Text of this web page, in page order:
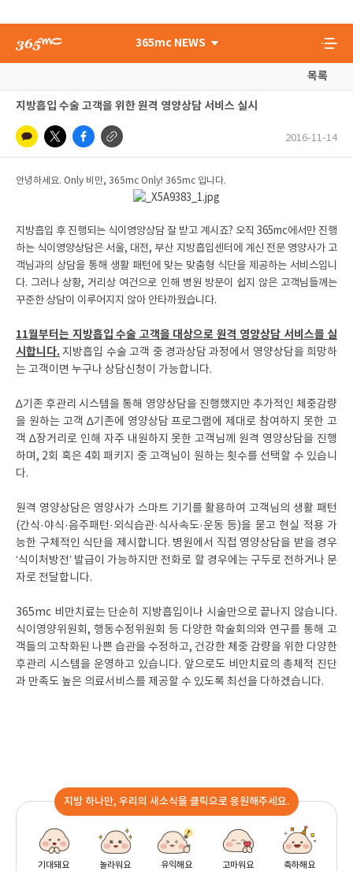
365mc NEWS
목록
지방흡입 수술 고객을 위한 원격 영양상담 서비스 실시
2016-11-14
안녕하세요. Only 비만, 365mc Only! 365mc 입니다.
지방흡입 후 진행되는 식이영양상담 잘 받고 계시죠? 오직 365mc에서만 진행
하는 식이영양상담은 서울, 대전, 부산 지방흡입센터에 계신 전문 영양사가 고
객님과의 상담을 통해 생활 패턴에 맞는 맞춤형 식단을 제공하는 서비스입니
다. 그러나 상황, 거리상 여건으로 인해 병원 방문이 쉽지 않은 고객님들께는
꾸준한 상담이 이루어지지 않아 안타까웠습니다.
11월부터는 지방흡입 수술 고객을 대상으로 원격 영양상담 서비스를 실
시합니다. 지방흡입 수술 고객 중 경과상담 과정에서 영양상담을 희망하
는 고객이면 누구나 상담신청이 가능합니다.
∆기존 후관리 시스템을 통해 영양상담을 진행했지만 추가적인 체중감량
을 원하는 고객 ∆기존에 영양상담 프로그램에 제대로 참여하지 못한 고
객 ∆장거리로 인해 자주 내원하지 못한 고객님께 원격 영양상담을 진행
하며, 2회 혹은 4회 패키지 중 고객님이 원하는 횟수를 선택할 수 있습니
다.
원격 영양상담은 영양사가 스마트 기기를 활용하여 고객님의 생활 패턴
(간식·야식·음주패턴·외식습관·식사속도·운동 등)을 묻고 현실 적용 가
능한 구체적인 식단을 제시합니다. 병원에서 직접 영양상담을 받을 경우
‘식이처방전’ 발급이 가능하지만 전화로 할 경우에는 구두로 전하거나 문
자로 전달합니다.
365mc 비만치료는 단순히 지방흡입이나 시술만으로 끝나지 않습니다.
식이영양위원회, 행동수정위원회 등 다양한 학술회의와 연구를 통해 고
객들의 고착화된 나쁜 습관을 수정하고, 건강한 체중 감량을 위한 다양한
후관리 시스템을 운영하고 있습니다. 앞으로도 비만치료의 총체적 진단
과 만족도 높은 의료서비스를 제공할 수 있도록 최선을 다하겠습니다.
지방 하나만, 우리의 새소식을 클릭으로 응원해주세요.
기대돼요 놀라워요 유익해요 고마워요 축하해요